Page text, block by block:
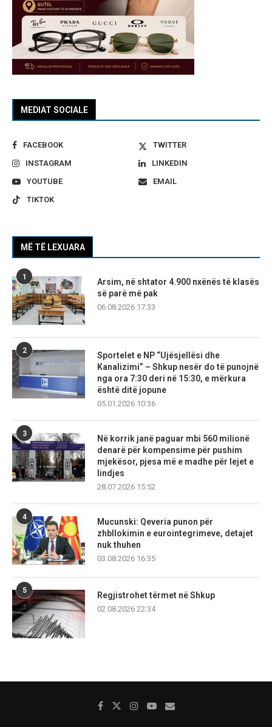
MEDIAT SOCIALE
FACEBOOK
TWITTER
INSTAGRAM
LINKEDIN
YOUTUBE
EMAIL
TIKTOK
MË TË LEXUARA
1
Arsim, në shtator 4.900 nxënës të klasës
së parë më pak
06.08.2026 17:33
2
Sportelet e NP “Ujësjellësi dhe
Kanalizimi” – Shkup nesër do të punojnë
nga ora 7:30 deri në 15:30, e mërkura
është ditë jopune
05.01.2026 10:36
3
Në korrik janë paguar mbi 560 milionë
denarë për kompensime për pushim
mjekësor, pjesa më e madhe për lejet e
lindjes
28.07.2026 15:52
4
Mucunski: Qeveria punon për
zhbllokimin e eurointegrimeve, detajet
nuk thuhen
03.08.2026 16:35
5
Regjistrohet tërmet në Shkup
02.08.2026 22:34